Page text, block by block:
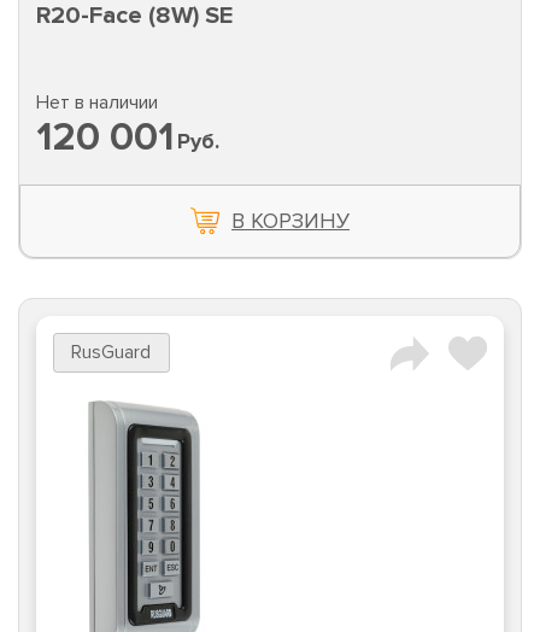
R20-Face (8W) SE
Нет в наличии
120 001 Руб.
В КОРЗИНУ
RusGuard